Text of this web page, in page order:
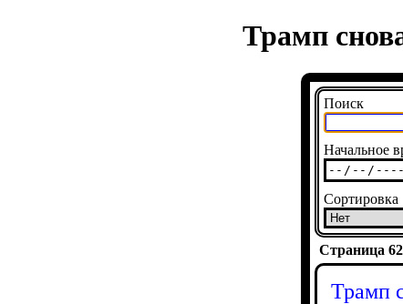
Трамп
Поиск
Начальное
Сортировка
Страница
Трамп